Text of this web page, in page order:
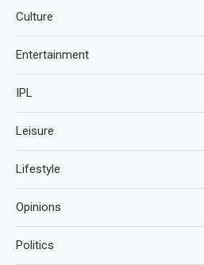
Culture
Entertainment
IPL
Leisure
Lifestyle
Opinions
Politics